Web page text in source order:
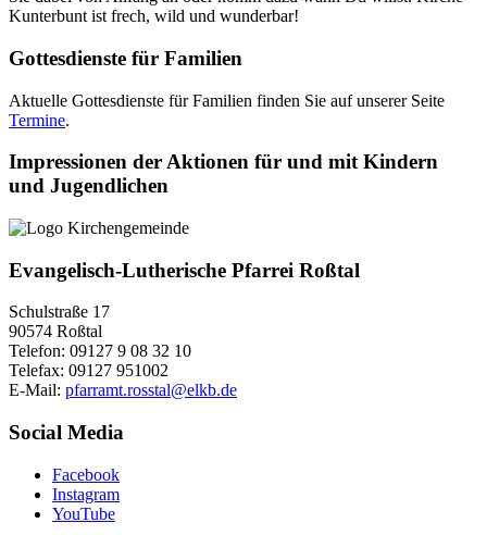
Kunterbunt ist frech, wild und wunderbar!
Gottesdienste für Familien
Aktuelle Gottesdienste für Familien finden Sie auf unserer Seite
Termine.
Impressionen der Aktionen für und mit Kindern
und Jugendlichen
Evangelisch-Lutherische Pfarrei Roßtal
Schulstraße 17
90574 Roßtal
Telefon: 09127 9 08 32 10
Telefax: 09127 951002
E-Mail: pfarramt.rosstal@elkb.de
Social Media
Facebook
Instagram
YouTube